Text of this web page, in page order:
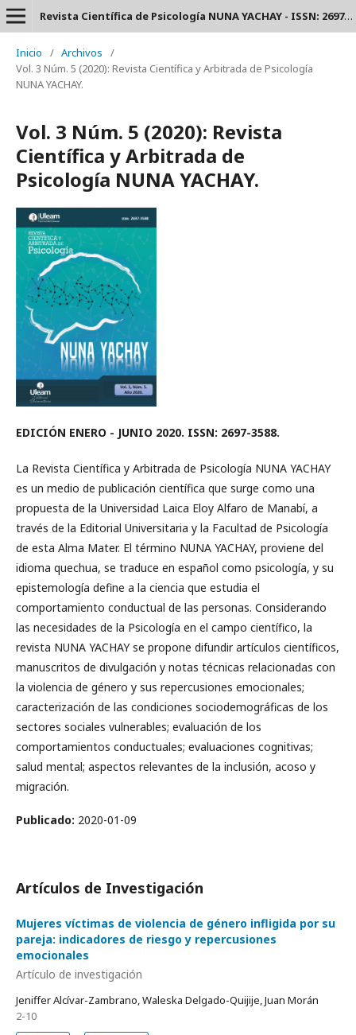
Revista Científica de Psicología NUNA YACHAY - ISSN: 2697-3588.
Inicio / Archivos
/
Vol. 3 Núm. 5 (2020): Revista Científica y Arbitrada de Psicología
NUNA YACHAY.
Vol. 3 Núm. 5 (2020): Revista
Científica y Arbitrada de
Psicología NUNA YACHAY.
EDICIÓN ENERO - JUNIO 2020. ISSN: 2697-3588.
La Revista Científica y Arbitrada de Psicología NUNA YACHAY
es un medio de publicación científica que surge como una
propuesta de la Universidad Laica Eloy Alfaro de Manabí, a
través de la Editorial Universitaria y la Facultad de Psicología
de esta Alma Mater. El término NUNA YACHAY, proviene del
idioma quechua, se traduce en español como psicología, y su
epistemología define a la ciencia que estudia el
comportamiento conductual de las personas. Considerando
las necesidades de la Psicología en el campo científico, la
revista NUNA YACHAY se propone difundir artículos científicos,
manuscritos de divulgación y notas técnicas relacionadas con
la violencia de género y sus repercusiones emocionales;
caracterización de las condiciones sociodemográficas de los
sectores sociales vulnerables; evaluación de los
comportamientos conductuales; evaluaciones cognitivas;
salud mental; aspectos relevantes de la inclusión, acoso y
migración.
Publicado: 2020-01-09
Artículos de Investigación
Mujeres víctimas de violencia de género infligida por su
pareja: indicadores de riesgo y repercusiones
emocionales
Artículo de investigación
Jeniffer Alcívar-Zambrano, Waleska Delgado-Quijije, Juan Morán
2-10